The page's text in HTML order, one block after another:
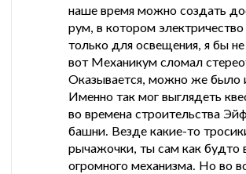
наше время можно создать
рум, в котором электричество
только для освещения, я бы
вот Механикум сломал
Оказывается, можно же было
Именно так мог выглядеть
во времена строительства
башни. Везде какие-то
рычажочки, ты сам как будто
огромного механизма. Но во